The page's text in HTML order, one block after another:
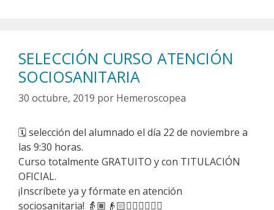
SELECCIÓN CURSO ATENCIÓN
SOCIOSANITARIA
30 octubre, 2019 por Hemeroscopea
🗓selección del alumnado el día 22 de noviembre a
las 9:30 horas.
Curso totalmente GRATUITO y con TITULACIÓN
OFICIAL.
¡Inscríbete ya y fórmate en atención
sociosanitaria! 👵🏽 👴🏻👩🏽‍⚕️👨🏼‍⚕️